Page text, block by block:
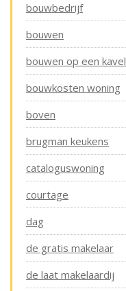
bouwbedrijf
bouwen
bouwen op een kavel
bouwkosten woning
boven
brugman keukens
cataloguswoning
courtage
dag
de gratis makelaar
de laat makelaardij